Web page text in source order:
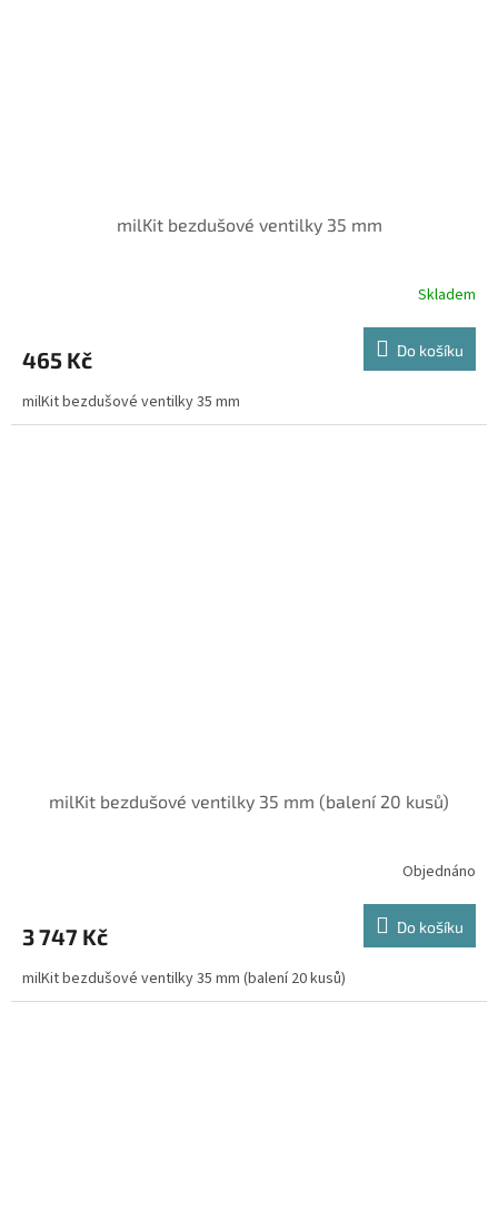
milKit bezdušové ventilky 35 mm
Skladem
465 Kč Do košíku
milKit bezdušové ventilky 35 mm
milKit bezdušové ventilky 35 mm (balení 20 kusů)
Objednáno
3 747 Kč Do košíku
milKit bezdušové ventilky 35 mm (balení 20 kusů)